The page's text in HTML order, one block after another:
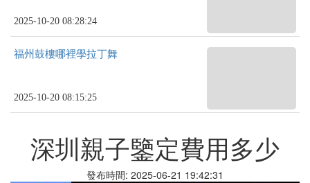
2025-10-20 08:28:24
福州鼓樓哪裡學拉丁舞
2025-10-20 08:15:25
深圳親子鑒定費用多少
發布時間: 2025-06-21 19:42:31